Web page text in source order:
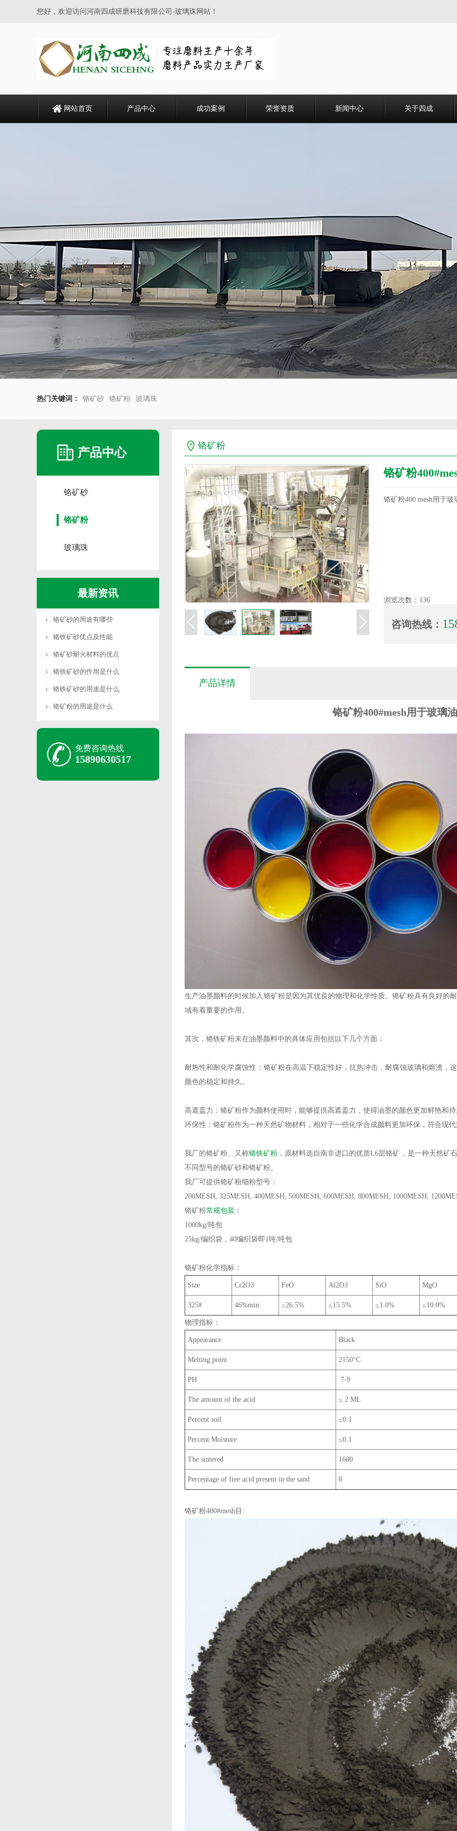
您好，欢迎访问河南四成研磨科技有限公司-玻璃珠网站！
网站首页 产品中心 成功案例 荣誉资质 新闻中心 关于四成
热门关键词： 铬矿砂 铬矿粉 玻璃珠
产品中心
铬矿砂
铬矿粉
玻璃珠
最新资讯
铬矿砂的用途有哪些
铬铁矿砂优点及性能
铬矿砂耐火材料的优点
铬铁矿砂的作用是什么
铬铁矿砂的用途是什么
铬矿粉的用途是什么
免费咨询热线
15890630517
铬矿粉
铬矿粉
铬矿粉400 mesh用于
浏览次数： 136
咨询热线：
产品详情
铬矿粉400#mesh用于玻璃
生产油墨颜料的时候加入铬矿粉是因为其优良的物理和化学性质。铬矿粉具有良好的
域有着重要的作用‌。
其次，‌铬铁矿粉末在油墨颜料中的具体应用‌包括以下几个方面：
耐热性和耐化学腐蚀性‌：铬矿粉在高温下稳定性好，抗热冲击，耐腐蚀玻璃和熔渣，
颜色的稳定和持久‌。
高遮盖力‌：铬矿粉作为颜料使用时，能够提供高遮盖力，使得油墨的颜色更加鲜艳和
环保性‌：铬矿粉作为一种天然矿物材料，相对于一些化学合成颜料更加环保，符合现
我厂的铬矿粉、又称铬铁矿粉 ，原材料选自南非进口的优质L6层铬矿，是一种天然矿
不同型号的铬矿砂和铬矿粉。
我厂可提供铬矿粉细粉型号：
200MESH, 325MESH, 400MESH, 500MESH, 600MESH, 800MESH, 1000MESH,
铬矿粉常规包装 ：
1000kg/吨包
25kg/编织袋，40编织袋即1吨/吨包
铬矿粉化学指标：
Size Cr2O3 FeO Al2O3 SiO MgO
325# 46%min ≤26.5% ≤15.5% ≤1.0% ≤10.0%
物理指标：
Appearance Black
Melting point 2150°C
PH 7-9
The amount of the acid ≤ 2 ML
Percent soil ≤0.1
Percent Moisture ≤0.1
The sintered 1600
Percentage of free acid present in the sand 0
铬矿粉400#mesh目: